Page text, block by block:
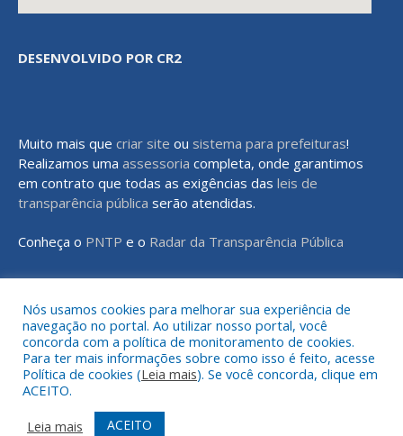
DESENVOLVIDO POR CR2
Muito mais que criar site ou sistema para prefeituras!
Realizamos uma assessoria completa, onde garantimos
em contrato que todas as exigências das leis de
transparência pública serão atendidas.
Conheça o PNTP e o Radar da Transparência Pública
Todos os direitos reservados a Prefeitura Municipal de Rondon do
Pará
Mapa do Site
Acessar o Webmail
Nós usamos cookies para melhorar sua experiência de
navegação no portal. Ao utilizar nosso portal, você
concorda com a política de monitoramento de cookies.
Para ter mais informações sobre como isso é feito, acesse
Política de cookies (Leia mais). Se você concorda, clique em
ACEITO.
Leia mais
ACEITO